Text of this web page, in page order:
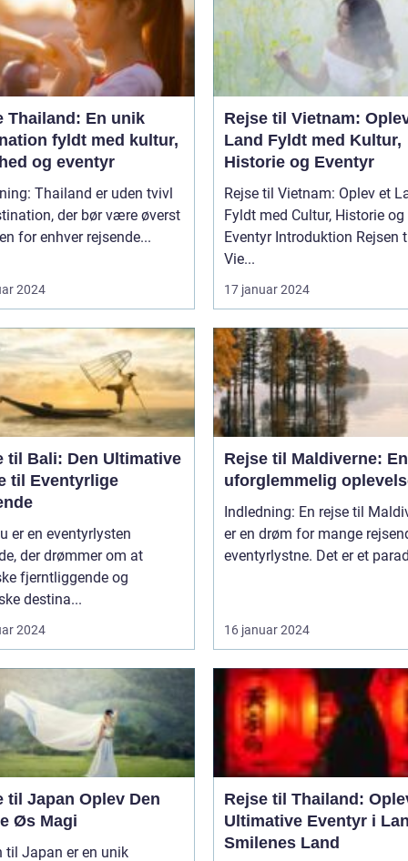
Thailand: En unik
fyldt med kultur,
og eventyr
Thailand er uden tvivl
der bør være øverst
for enhver rejsende...
2024
Rejse til Vietnam:
Land Fyldt med Kultur,
Historie og Eventyr
Rejse til Vietnam: Oplev et
Fyldt med Cultur, Historie og
Eventyr Introduktion Rejsen til
Vie...
17 januar 2024
til Bali: Den Ultimative
til Eventyrlige
er en eventyrlysten
der drømmer om at
fjerntliggende og
destina...
2024
Rejse til Maldiverne: En
uforglemmelig
Indledning: En rejse til
er en drøm for mange
eventyrlystne. Det er et
16 januar 2024
Oplev Den
Øs Magi
til Japan er en unik
Rejse til Thailand:
Ultimative Eventyr i
Smilenes Land